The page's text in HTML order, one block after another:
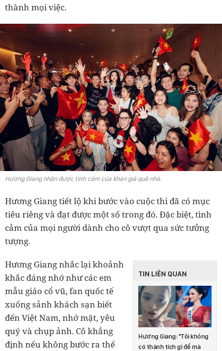
thành mọi việc.
Hương Giang nhận được tình cảm của khán giả quê nhà.
Hương Giang tiết lộ khi bước vào cuộc thi đã có mục
tiêu riêng và đạt được một số trong đó. Đặc biệt, tình
cảm của mọi người dành cho cô vượt qua sức tưởng
tượng.
TIN LIÊN QUAN
Hương Giang: "Tôi không
có thành tích gì để mà
Hương Giang nhắc lại khoảnh
khắc đáng nhớ như các em
mẫu giáo cổ vũ, fan quốc tế
xuống sảnh khách sạn biết
đến Việt Nam, nhớ mặt, yêu
quý và chụp ảnh. Cô khẳng
định nếu không bước ra thế